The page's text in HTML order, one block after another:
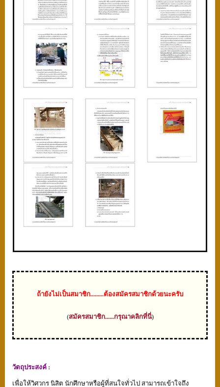
ถ้ายังไม่เป็นสมาชิก.........ต้องสมัครสมาชิกด้วยนะครับ
(สมัครสมาชิก......กรุณาคลิกที่นี่)
วัตถุประสงค์ :
เพื่อให้วิศวกร นิสิต นักศึกษาหรือผู้ที่สนใจทั่วไป สามารถเข้าใจถึง